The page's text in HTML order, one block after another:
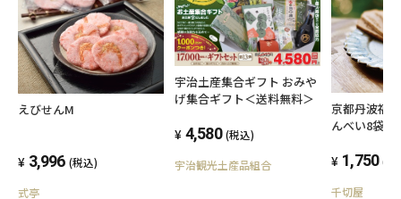
えびせんM
3,996 (税込)
式亭
宇治土産集合ギフト おみや
げ集合ギフト＜送料無料＞
4,580 (税込)
宇治観光土産品組合
京都丹波福
んべい8袋入
1,750 (税
千切屋